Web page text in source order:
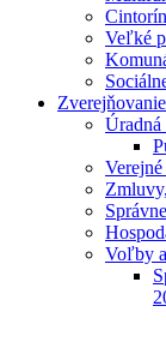
Veľké
Zverejňovanie
Úradná
Voľby